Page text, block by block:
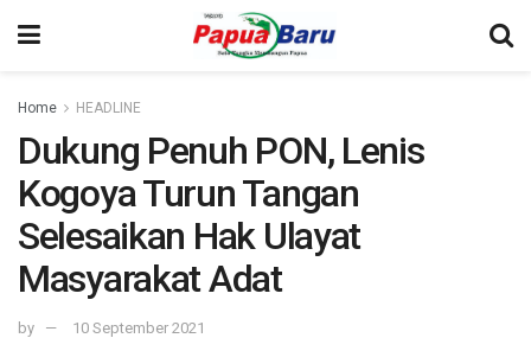
Home HEADLINE
Dukung Penuh PON, Lenis
Kogoya Turun Tangan
Selesaikan Hak Ulayat
Masyarakat Adat
by 10 September 2021